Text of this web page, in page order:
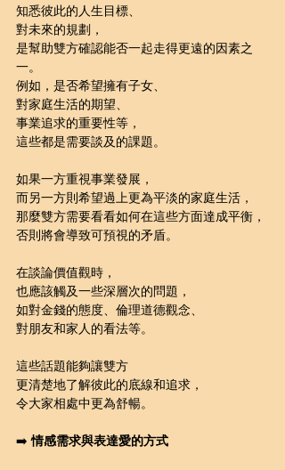
知悉彼此的人生目標、
對未來的規劃，
是幫助雙方確認能否一起走得更遠的因素之
一。
例如，是否希望擁有子女、
對家庭生活的期望、
事業追求的重要性等，
這些都是需要談及的課題。
如果一方重視事業發展，
而另一方則希望過上更為平淡的家庭生活，
那麼雙方需要看看如何在這些方面達成平衡，
否則將會導致可預視的矛盾。
在談論價值觀時，
也應該觸及一些深層次的問題，
如對金錢的態度、倫理道德觀念、
對朋友和家人的看法等。
這些話題能夠讓雙方
更清楚地了解彼此的底線和追求，
令大家相處中更為舒暢。
➡️ 情感需求與表達愛的方式